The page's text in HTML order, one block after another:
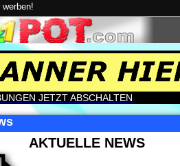
werben!
JETZT ABSCHALTEN
AKTUELLE NEWS